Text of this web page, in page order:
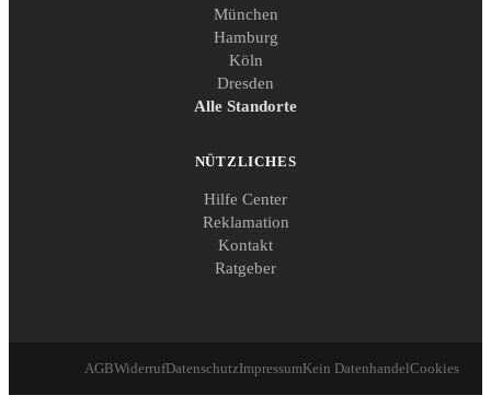
München
Hamburg
Köln
Dresden
Alle Standorte
NÜTZLICHES
Hilfe Center
Reklamation
Kontakt
Ratgeber
AGBWiderrufDatenschutzImpressumKein DatenhandelCookies